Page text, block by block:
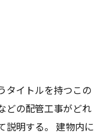
タイトルを持つこの
どの配管工事がどれ
説明する。 建物内に